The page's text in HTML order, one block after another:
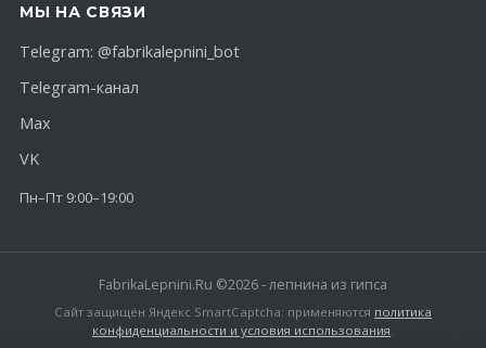
МЫ НА СВЯЗИ
Telegram: @fabrikalepnini_bot
Telegram-канал
Max
VK
Пн–Пт 9:00–19:00
FabrikaLepnini.Ru ©2026 - лепнина из гипса
Сайт защищён Яндекс SmartCaptcha: применяются политика
конфиденциальности и условия использования.